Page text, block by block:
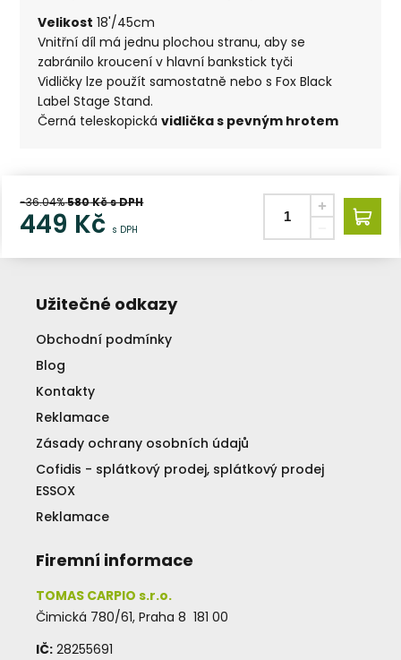
Velikost 18'/45cm
Vnitřní díl má jednu plochou stranu, aby se
zabránilo kroucení v hlavní bankstick tyči
Vidličky lze použít samostatně nebo s Fox Black
Label Stage Stand.
Černá teleskopickávidlička s pevným hrotem
-36.04%580Kč s DPH
449 Kč s DPH
Užitečné odkazy
Obchodní podmínky
Blog
Kontakty
Reklamace
Zásady ochrany osobních údajů
Cofidis - splátkový prodej, splátkový prodej
ESSOX
Reklamace
Firemní informace
TOMAS CARPIO s.r.o.
Čimická 780/61, Praha 8 181 00
IČ: 28255691